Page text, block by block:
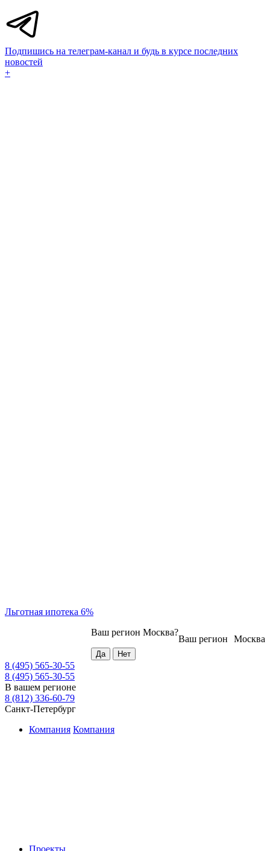
Подпишись на телеграм-канал и будь в курсе последних
новостей
+
Льготная ипотека 6%
Москва
Ваш регион
Ваш регион Москва?
8 (495) 565-30-55
8 (495) 565-30-55
В вашем регионе
8 (812) 336-60-79
Санкт-Петербург
Компания Компания